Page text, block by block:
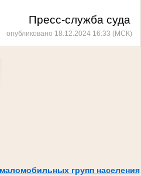
Пресс-служба суда
опубликовано 18.12.2024 16:33 (МСК)
групп населения